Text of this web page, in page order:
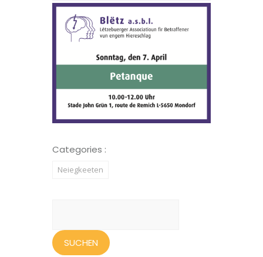
Categories :
Neiegkeeten